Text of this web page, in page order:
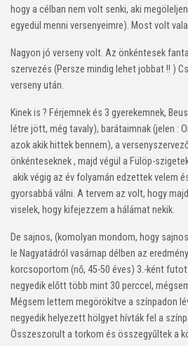
hogy a célban nem volt senki, aki
egyedül menni versenyeimre). Most volt
Nagyon jó verseny volt. Az önkéntesek
szervezés (Persze mindig lehet jobbat !! )
verseny után.
Kinek is ? Férjemnek és 3 gyerekemnek,
létre jött, még tavaly), barátaimnak (jelen :
azok akik hittek bennem), a
önkénteseknek , majd végül a Fülöp-
akik végig az év folyamán edzettek velem
gyorsabbá válni. A tervem az volt, hogy
viselek, hogy kifejezzem a hálámat nekik.
De sajnos, (komolyan mondom, hogy
le Nagyatádról vasárnap délben az
korcsoportom (nő, 45-50 éves) 3.-ként
negyedik előtt több mint 30 perccel,
Mégsem lettem megörökítve a színpadon
negyedik helyezett hölgyet hívták fel a
Összeszorult a torkom és összegyűltek a